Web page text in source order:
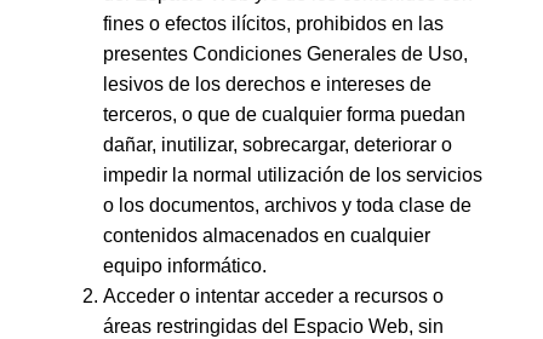
fines o efectos ilícitos, prohibidos en las
presentes Condiciones Generales de Uso,
lesivos de los derechos e intereses de
terceros, o que de cualquier forma puedan
dañar, inutilizar, sobrecargar, deteriorar o
impedir la normal utilización de los servicios
o los documentos, archivos y toda clase de
contenidos almacenados en cualquier
equipo informático.
Acceder o intentar acceder a recursos o
áreas restringidas del Espacio Web, sin